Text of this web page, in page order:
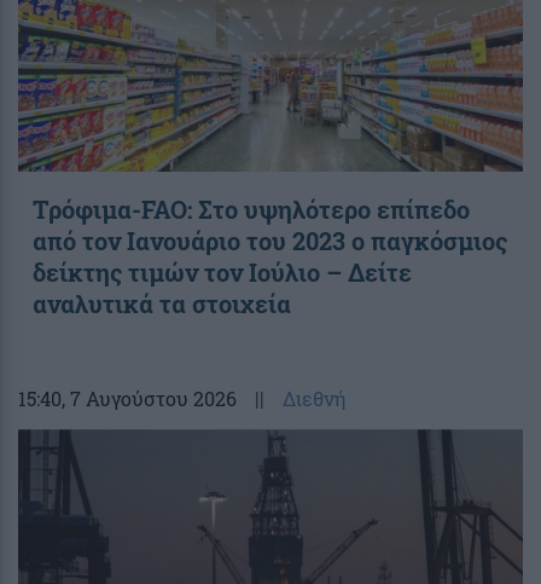
Τρόφιμα-FAO: Στο υψηλότερο επίπεδο
από τον Ιανουάριο του 2023 o παγκόσμιος
δείκτης τιμών τον Ιούλιο – Δείτε
αναλυτικά τα στοιχεία
15:40, 7 Αυγούστου 2026 || Διεθνή